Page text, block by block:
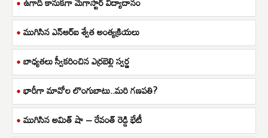
ముగిసిన ఎన్ఆర్ఐ శ్వేత అంత్యక్రియలు
బాధ్యతలు స్వీకరించిన ఎర్రబెల్లి స్వర్ణ
భారీగా మావోల లొంగుబాటు..మరి గణపతి?
ముగిసిన అమిత్ షా – రేవంత్ రెడ్డి భేటీ